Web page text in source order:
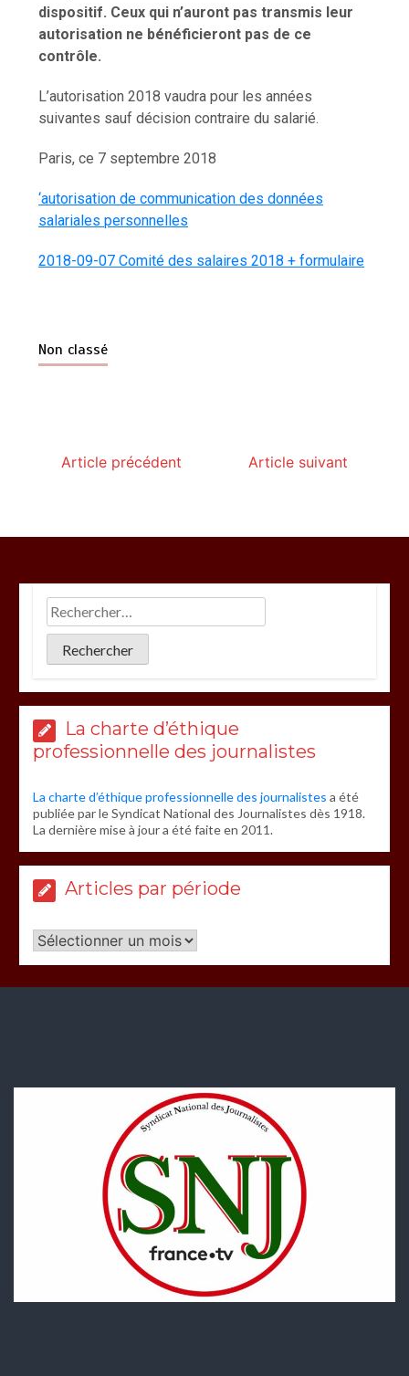
dispositif. Ceux qui n’auront pas transmis leur
autorisation ne bénéficieront pas de ce
contrôle.
L’autorisation 2018 vaudra pour les années
suivantes sauf décision contraire du salarié.
Paris, ce 7 septembre 2018
‘autorisation de communication des données
salariales personnelles
2018-09-07 Comité des salaires 2018 + formulaire
Non classé
Article précédent Article suivant
La charte d’éthique
professionnelle des journalistes
La charte d’éthique professionnelle des journalistes a été
publiée par le Syndicat National des Journalistes dès 1918.
La dernière mise à jour a été faite en 2011.
Articles par période
Articles
par
période